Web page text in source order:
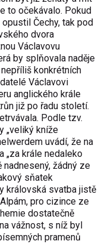
to očekávalo. Pokud
Čechy, tak pod
dvora
Václavovu
by splňovala naděje
konkrétních
Václavovi
anglického krále
již po řadu století.
Podle tzv.
„veliký kníže
uvádí, že na
„za krále nedaleko
nadnesený, žádný ze
sňatek
královská svatba jistě
pro cizince ze
dostatečně
vážnost, s níž byl
pramenů